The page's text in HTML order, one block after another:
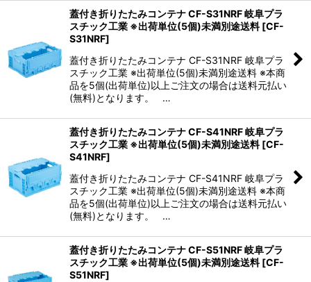
蓋付き折りたたみコンテナ CF-S31NRF 岐阜プラ
スチック工業 ※出荷単位(5個)未満別途送料 [CF-
S31NRF]
蓋付き折りたたみコンテナ CF-S31NRF 岐阜プラ
スチック工業 ※出荷単位(5個)未満別途送料 ※本商
品を5個(出荷単位)以上ご注文の場合は送料元払い
(無料)となります。 …
蓋付き折りたたみコンテナ CF-S41NRF 岐阜プラ
スチック工業 ※出荷単位(5個)未満別途送料 [CF-
S41NRF]
蓋付き折りたたみコンテナ CF-S41NRF 岐阜プラ
スチック工業 ※出荷単位(5個)未満別途送料 ※本商
品を5個(出荷単位)以上ご注文の場合は送料元払い
(無料)となります。 …
蓋付き折りたたみコンテナ CF-S51NRF 岐阜プラ
スチック工業 ※出荷単位(5個)未満別途送料 [CF-
S51NRF]